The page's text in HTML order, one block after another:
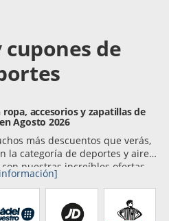
de
accesorios y zapatillas de
Agosto 2026
más descuentos que verás,
la categoría de deportes y aire
nuestras increíbles ofertas.